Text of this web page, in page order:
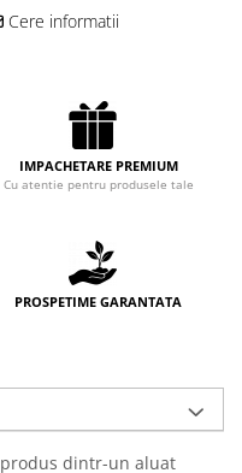
Cere informatii
IMPACHETARE PREMIUM
Cu atentie pentru produsele tale
PROSPETIME GARANTATA
dintr-un aluat